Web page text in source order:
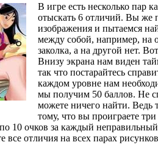
В игре есть несколько пар
отыскать 6 отличий. Вы же
изображения и пытаемся
между собой, например, на
заколка, а на другой нет.
Внизу экрана нам виден
так что постарайтесь
каждом уровне нам
мы получим 50 баллов. Не
можете ничего найти.
тому, что вы проиграете
10 очков за каждый
все отличия на всех парах